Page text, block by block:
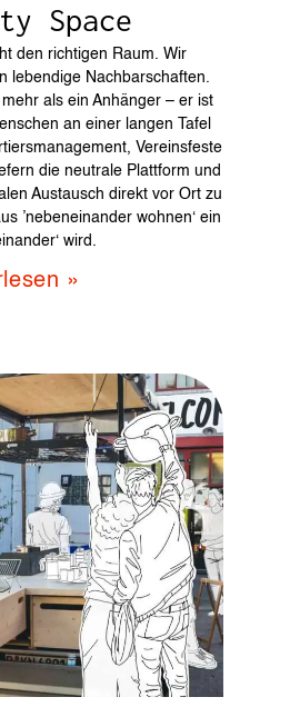
Space
den richtigen Raum. Wir
lebendige Nachbarschaften.
als ein Anhänger – er ist
an einer langen Tafel
Vereinsfeste
die neutrale Plattform und
Austausch direkt vor Ort zu
’nebeneinander wohnen‘ ein
wird.
»